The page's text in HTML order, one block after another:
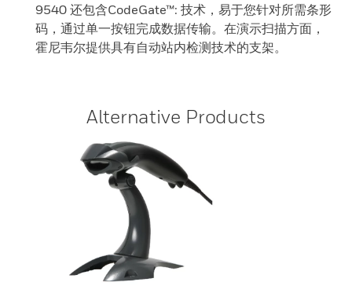
9540 还包含CodeGate™: 技术，易于您针对所需条形
码，通过单一按钮完成数据传输。在演示扫描方面，
霍尼韦尔提供具有自动站内检测技术的支架。
Alternative Products